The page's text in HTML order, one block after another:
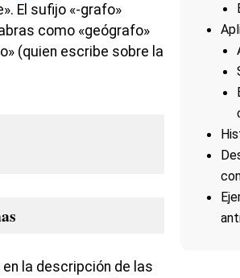
El sufijo «-grafo»
como «geógrafo»
(quien escribe sobre la
la descripción de las